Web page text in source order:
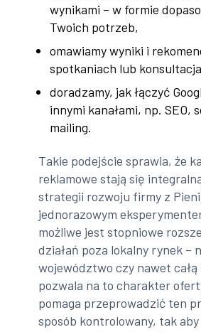
wynikami – w formie
Twoich potrzeb,
omawiamy wyniki i
spotkaniach lub
doradzamy, jak łączyć
innymi kanałami, np. SEO,
mailing.
Takie podejście sprawia, że
reklamowe stają się
strategii rozwoju firmy z
jednorazowym
możliwe jest stopniowe
działań poza lokalny rynek –
województwo czy nawet całą
pozwala na to charakter
pomaga przeprowadzić ten
sposób kontrolowany, tak aby